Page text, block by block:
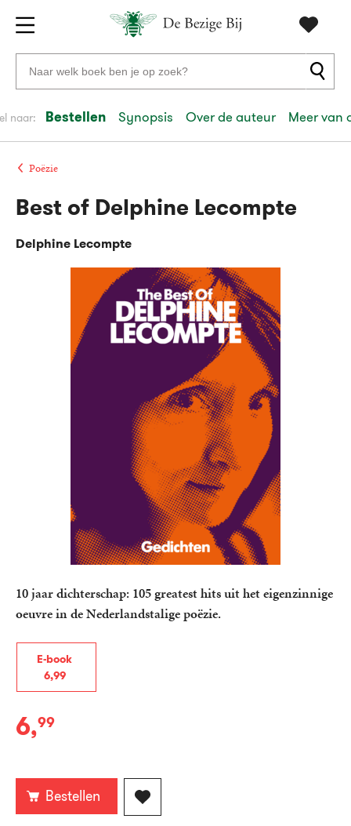
Gratis
verzending
vanaf
20
euro
Voor
23:59
volgendein
Veilig
Gratis
Zoeken
naar
auteurs
en
uitgevers
naar: Bestellen Synopsis Over de auteur Meer van
Poëzie
10 jaar dichterschap: 105 greatest hits uit het eigenzinnige
oeuvre in de Nederlandstalige poëzie.
E-book
6,99
E-
6,99
Bestellen
Best of Delphine Lecompte
Delphine Lecompte